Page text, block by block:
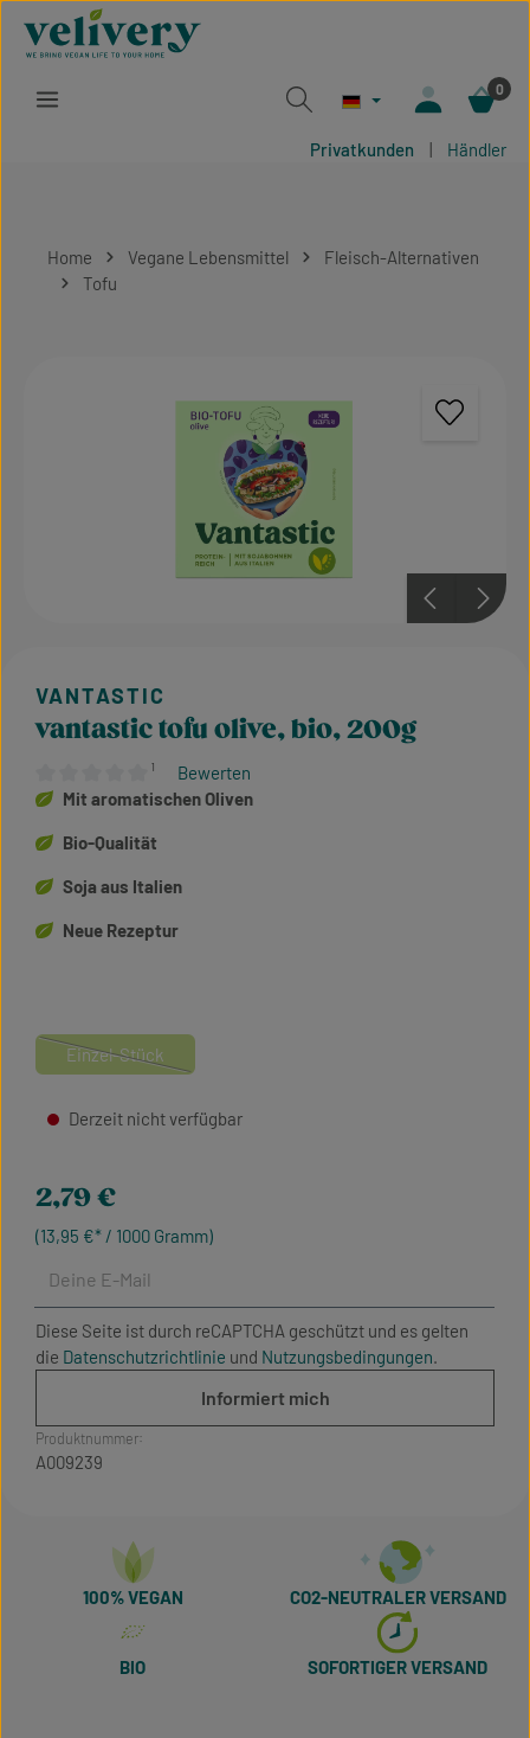
Zum Hauptinhalt springen
0
Privatkunden | Händler
Home Vegane Lebensmittel
Fleisch-Alternativen
Tofu
Durchschnittliche Bewertung von 0 von 5 Sternen
¹ Bewerten
vantastic tofu olive, bio, 200g
Mit aromatischen Oliven
Bio-Qualität
Soja aus Italien
Neue Rezeptur
Regulärer Preis:
2,79 €
(13,95 €* / 1000 Gramm)
Derzeit nicht verfügbar
Einzel-Stück
(Diese Option ist zurzeit nicht verfügbar.)
Diese Seite ist durch reCAPTCHA geschützt und es gelten
die Datenschutzrichtlinie und Nutzungsbedingungen.
Informiert mich
Produktnummer:
A009239
100% VEGAN CO2-NEUTRALER VERSAND
BIO SOFORTIGER VERSAND